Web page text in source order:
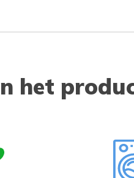
het